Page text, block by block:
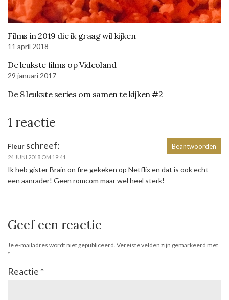
Films in 2019 die ik graag wil kijken
11 april 2018
De leukste films op Videoland
29 januari 2017
De 8 leukste series om samen te kijken #2
1 reactie
Fleur schreef:
24 JUNI 2018 OM 19:41
Ik heb gister Brain on fire gekeken op Netflix en dat is ook echt
een aanrader! Geen romcom maar wel heel sterk!
Beantwoorden
Geef een reactie
Je e-mailadres wordt niet gepubliceerd. Vereiste velden zijn gemarkeerd met
*
Reactie *